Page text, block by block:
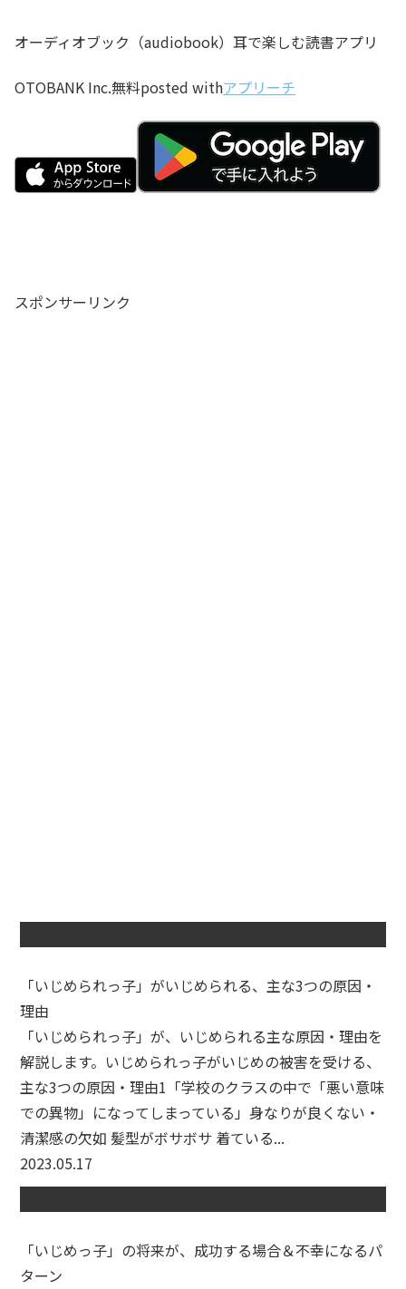
オーディオブック（audiobook）耳で楽しむ読書アプリ
OTOBANK Inc.無料posted withアプリーチ
スポンサーリンク
「いじめられっ子」がいじめられる、主な3つの原因・
理由
「いじめられっ子」が、いじめられる主な原因・理由を
解説します。いじめられっ子がいじめの被害を受ける、
主な3つの原因・理由1「学校のクラスの中で「悪い意味
での異物」になってしまっている」身なりが良くない・
清潔感の欠如 髪型がボサボサ 着ている...
2023.05.17
「いじめっ子」の将来が、成功する場合＆不幸になるパ
ターン